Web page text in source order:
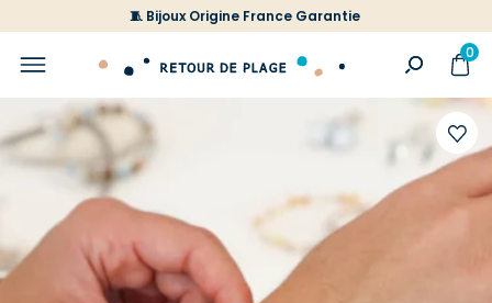
🧵 Bijoux Origine France Garantie
0